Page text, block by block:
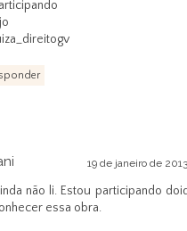
19 de janeiro de
não li. Estou participando
essa obra.